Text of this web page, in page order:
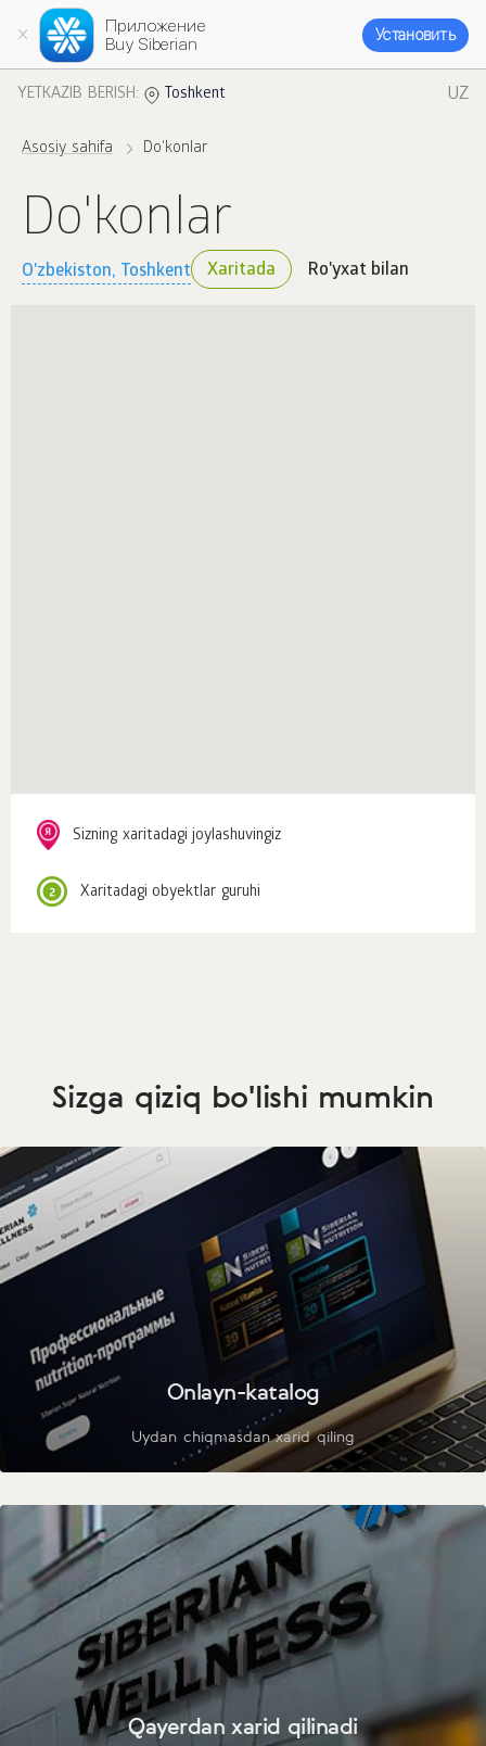
Приложение
Buy Siberian
Установить
YETKAZIB BERISH: Toshkent UZ
Asosiy sahifa Do'konlar
Do'konlar
O'zbekiston, Toshkent Xaritada Ro'yxat bilan
Sizning xaritadagi joylashuvingiz
Xaritadagi obyektlar guruhi
Sizga qiziq bo'lishi mumkin
Onlayn-katalog
Uydan chiqmasdan xarid qiling
Qayerdan xarid qilinadi